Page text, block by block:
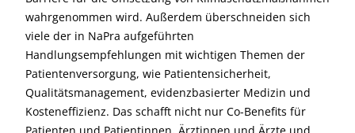
wahrgenommen wird. Außerdem überschneiden sich
viele der in NaPra aufgeführten
Handlungsempfehlungen mit wichtigen Themen der
Patientenversorgung, wie Patientensicherheit,
Qualitätsmanagement, evidenzbasierter Medizin und
Kosteneffizienz. Das schafft nicht nur Co-Benefits für